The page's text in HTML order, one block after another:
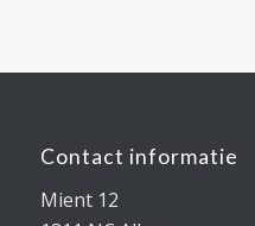
Contact informatie
Mient 12